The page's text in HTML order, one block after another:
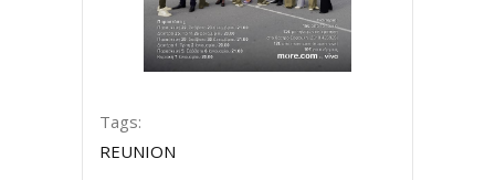
Tags:
REUNION